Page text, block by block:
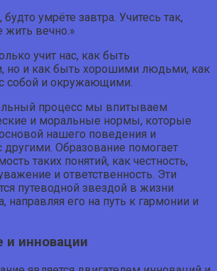
умрёте завтра. Учитесь так,
жить вечно.»
учит нас, как быть
но и как быть хорошими людьми, как
собой и окружающими.
процесс мы впитываем
и моральные нормы, которые
нашего поведения и
другими. Образование помогает
таких понятий, как честность,
и ответственность. Эти
путеводной звездой в жизни
направляя его на путь к гармонии и
и инновации